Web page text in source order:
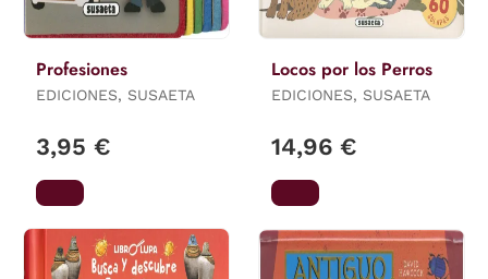
Profesiones
EDICIONES, SUSAETA
3,95 €
Locos por los Perros
EDICIONES, SUSAETA
14,96 €